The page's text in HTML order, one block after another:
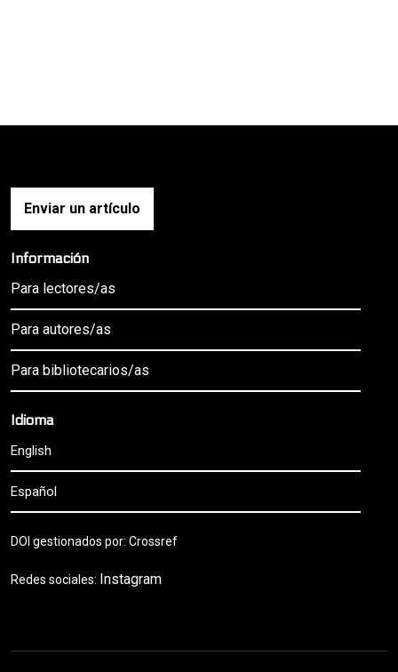
Enviar un artículo
Información
Para lectores/as
Para autores/as
Para bibliotecarios/as
Idioma
English
Español
DOI gestionados por: Crossref
Redes sociales: Instagram